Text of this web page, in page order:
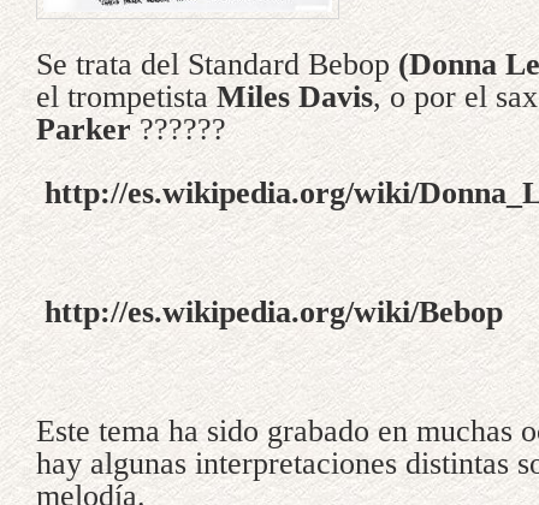
Se trata del Standard Bebop(Donna
el trompetistaMiles Davis, o por el
Parker??????
http://es.wikipedia.org/wiki/
http://es.wikipedia.org/wiki/Bebop
Este tema ha sido grabado en muchas
hay algunas interpretaciones distintas
melodía.